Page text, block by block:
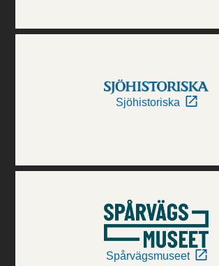
Sjöhistoriska
Spårvägsmuseet